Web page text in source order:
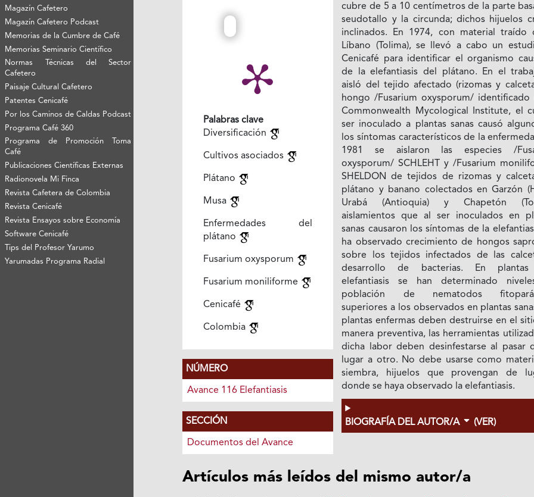
Magazín Cafetero
Magazín Cafetero Podcast
Memorias de la Cumbre de Café
Memorias Seminario Científico
Normas Técnicas del Sector
Cafetero
Paisaje Cultural Cafetero
Patentes Cenicafé
Por los Caminos de Caldas Podcast
Programa Café 360
Programa de Promoción Toma
Café
Publicaciones Científicas Externas
Radionovela Mi Finca
Revista Cafetera de Colombia
Revista Cenicafé
Revista Ensayos sobre Economía
Software Cenicafé
Tips del Profesor Yarumo
Yarumadas Programa Radial
Palabras clave
Diversificación
Cultivos asociados
Plátano
Musa
Enfermedades del
plátano
Fusarium oxysporum
Fusarium moniliforme
Cenicafé
Colombia
NÚMERO
Avance 116 Elefantiasis
SECCIÓN
Documentos del Avance
cubre de 5 a 10 centímetros de la parte
seudotallo y la circunda; dichos hijuelos
inclinados. En 1974, con material traído
Líbano (Tolima), se llevó a cabo un
Cenicafé para identificar el organismo
de la elefantiasis del plátano. En el
aisló del tejido afectado (rizomas y
hongo /Fusarium oxysporum/ identificado
Commonwealth Mycological Institute, el
ser inoculado a plantas sanas causó
los síntomas característicos de la
1981 se aislaron las especies /
oxysporum/ SCHLEHT y /Fusarium
SHELDON de tejidos de rizomas y
plátano y banano colectados en Garzón
Urabá (Antioquia) y Chapetón
aislamientos que al ser inoculados en
sanas causaron los síntomas de la
ha observado crecimiento de hongos
sobre los tejidos infectados de las
desarrollo de bacterias. En
elefantiasis se han determinado
población de nematodos
superiores a los observados en plantas
plantas enfermas deben destruirse en el
manera preventiva, las herramientas
dicha labor deben desinfestarse al pasar
lugar a otro. No debe usarse como
siembra, hijuelos que provengan de
donde se haya observado la elefantiasis.
BIOGRAFÍA DEL AUTOR/A (VER)
Artículos más leídos del mismo autor/a